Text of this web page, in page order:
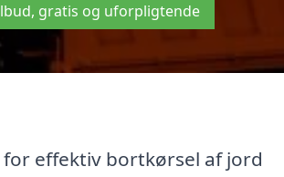
gratis og uforpligtende
effektiv bortkørsel af jord